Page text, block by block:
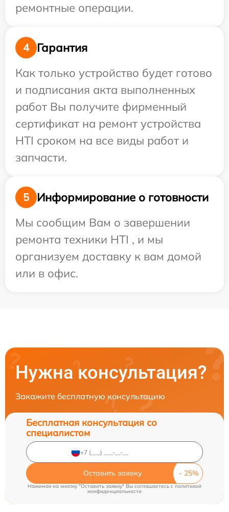
ремонтные операции.
4
Гарантия
Как только устройство будет готово
и подписания акта выполненных
работ Вы получите фирменный
сертификат на ремонт устройства
HTI сроком на все виды работ и
запчасти.
5
Информирование о готовности
Мы сообщим Вам о завершении
ремонта техники HTI , и мы
организуем доставку к вам домой
или в офис.
Нужна консультация?
Закажите бесплатную консультацию
Бесплатная консультация со
специалистом
Оставить заявку
Нажимая на кнопку "Оставить заявку" Вы соглашаетесь cполитикой
конфиденциальности